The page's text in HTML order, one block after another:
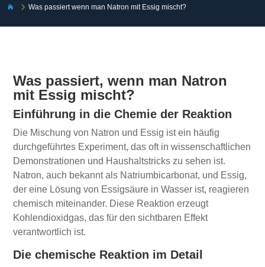
 5Was passiert wenn man Natron mit Essig mischt?
Was passiert, wenn man Natron
mit Essig mischt?
Einführung in die Chemie der Reaktion
Die Mischung von Natron und Essig ist ein häufig
durchgeführtes Experiment, das oft in wissenschaftlichen
Demonstrationen und Haushaltstricks zu sehen ist.
Natron, auch bekannt als Natriumbicarbonat, und Essig,
der eine Lösung von Essigsäure in Wasser ist, reagieren
chemisch miteinander. Diese Reaktion erzeugt
Kohlendioxidgas, das für den sichtbaren Effekt
verantwortlich ist.
Die chemische Reaktion im Detail